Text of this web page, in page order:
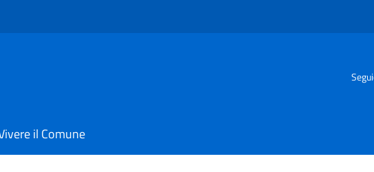
il Comune